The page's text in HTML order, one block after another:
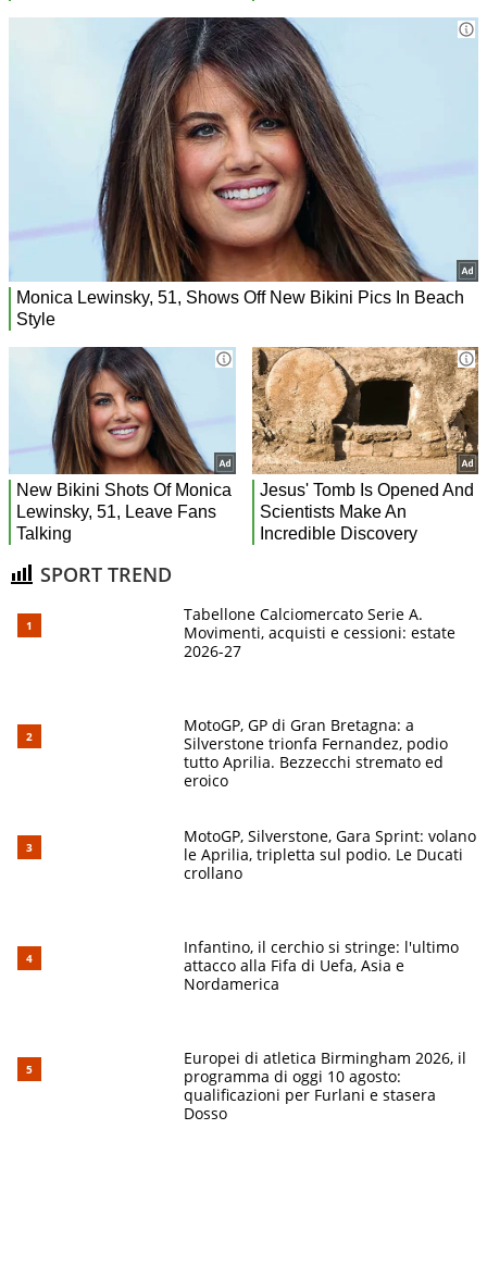
SPORT TREND
Tabellone Calciomercato Serie A.
Movimenti, acquisti e cessioni: estate
2026-27
MotoGP, GP di Gran Bretagna: a
Silverstone trionfa Fernandez, podio
tutto Aprilia. Bezzecchi stremato ed
eroico
MotoGP, Silverstone, Gara Sprint: volano
le Aprilia, tripletta sul podio. Le Ducati
crollano
Infantino, il cerchio si stringe: l'ultimo
attacco alla Fifa di Uefa, Asia e
Nordamerica
Europei di atletica Birmingham 2026, il
programma di oggi 10 agosto:
qualificazioni per Furlani e stasera
Dosso